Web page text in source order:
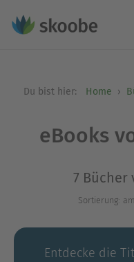
Du bist hier: Home
eBooks
7 Bücher
Sortierung:
Entdecke die